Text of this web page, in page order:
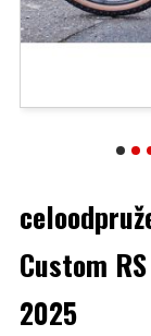
Custom
2025